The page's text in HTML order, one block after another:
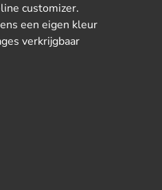
customizer.
een eigen kleur
verkrijgbaar